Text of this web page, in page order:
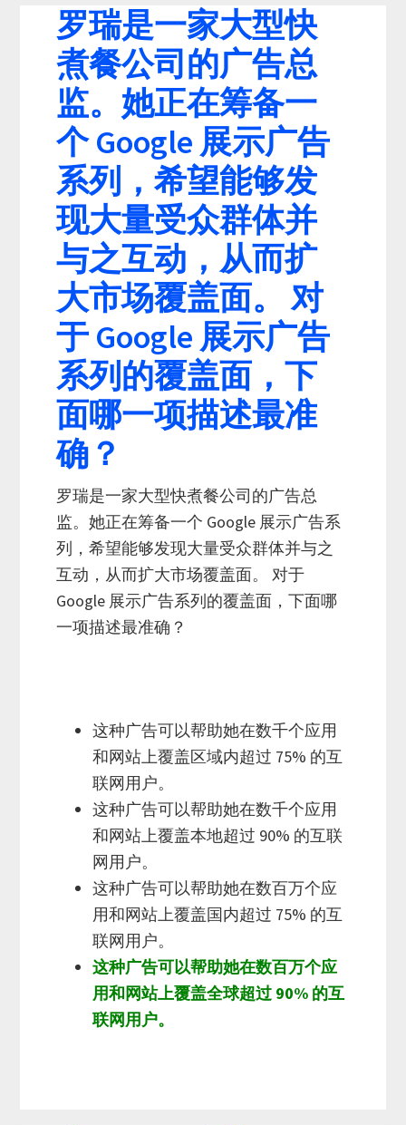
罗瑞是一家大型快
煮餐公司的广告总
监。她正在筹备一
个 Google 展示广告
系列，希望能够发
现大量受众群体并
与之互动，从而扩
大市场覆盖面。 对
于 Google 展示广告
系列的覆盖面，下
面哪一项描述最准
确？
罗瑞是一家大型快煮餐公司的广告总
监。她正在筹备一个 Google 展示广告系
列，希望能够发现大量受众群体并与之
互动，从而扩大市场覆盖面。 对于
Google 展示广告系列的覆盖面，下面哪
一项描述最准确？
这种广告可以帮助她在数千个应用
和网站上覆盖区域内超过 75% 的互
联网用户。
这种广告可以帮助她在数千个应用
和网站上覆盖本地超过 90% 的互联
网用户。
这种广告可以帮助她在数百万个应
用和网站上覆盖国内超过 75% 的互
联网用户。
这种广告可以帮助她在数百万个应
用和网站上覆盖全球超过 90% 的互
联网用户。